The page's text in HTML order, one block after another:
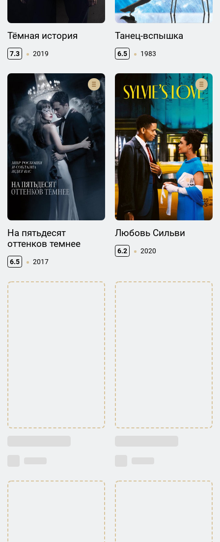
Тёмная история
7.3 2019
Танец-вспышка
6.5 1983
На пятьдесят
оттенков темнее
6.5 2017
Любовь Сильви
6.2 2020